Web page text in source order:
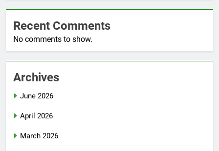
Recent Comments
No comments to show.
Archives
June 2026
April 2026
March 2026